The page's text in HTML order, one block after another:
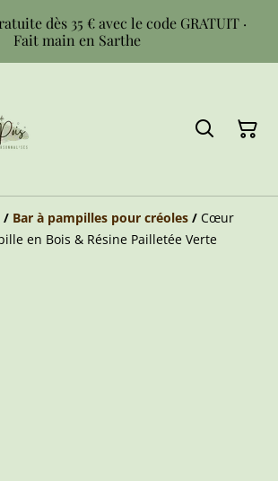
dès 35 € avec le code GRATUIT ·
Fait main en Sarthe
/ Bar à pampilles pour créoles / Cœur
en Bois & Résine Pailletée Verte